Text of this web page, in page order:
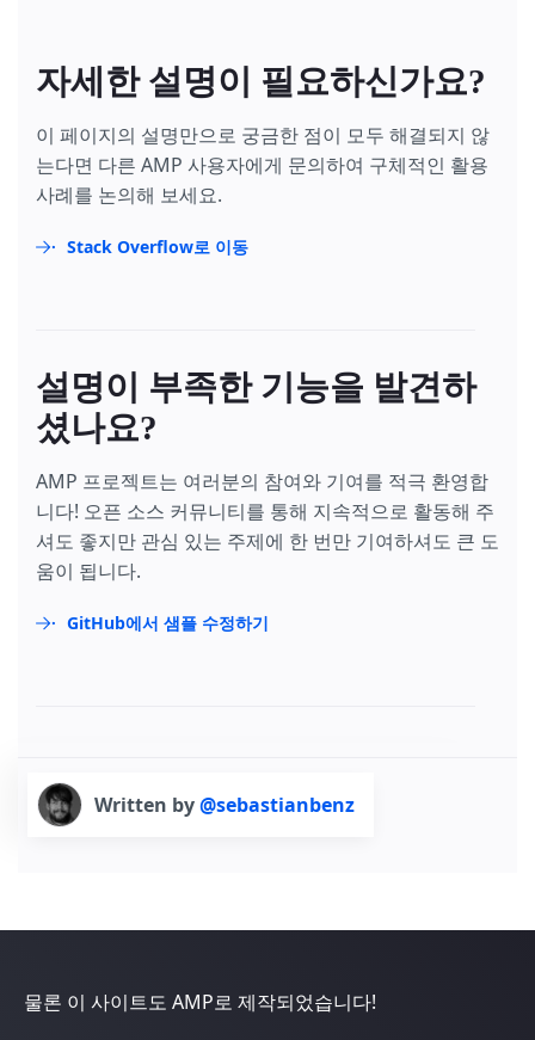
자세한 설명이 필요하신가요?
이 페이지의 설명만으로 궁금한 점이 모두 해결되지 않
는다면 다른 AMP 사용자에게 문의하여 구체적인 활용
사례를 논의해 보세요.
Stack Overflow로 이동
설명이 부족한 기능을 발견하
셨나요?
AMP 프로젝트는 여러분의 참여와 기여를 적극 환영합
니다! 오픈 소스 커뮤니티를 통해 지속적으로 활동해 주
셔도 좋지만 관심 있는 주제에 한 번만 기여하셔도 큰 도
움이 됩니다.
GitHub에서 샘플 수정하기
Written by@sebastianbenz
물론 이 사이트도 AMP로 제작되었습니다!